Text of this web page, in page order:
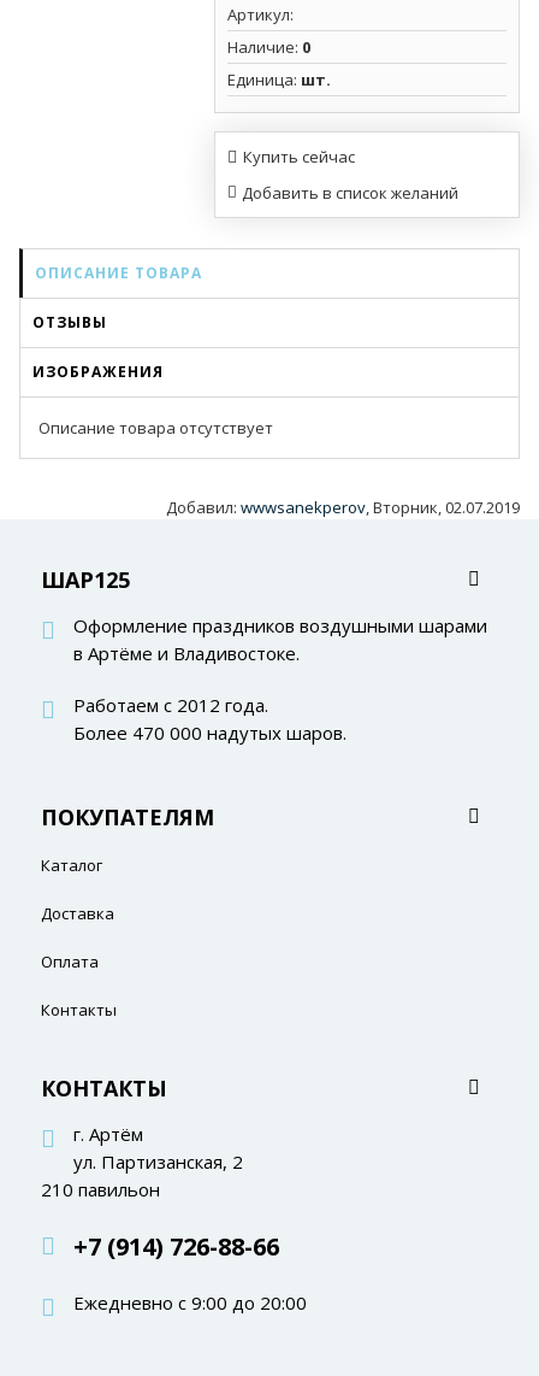
Артикул:
Наличие: 0
Единица: шт.
Купить сейчас
ОПИСАНИЕ ТОВАРА
ОТЗЫВЫ
ИЗОБРАЖЕНИЯ
Описание товара отсутствует
Добавил: wwwsanekperov, Вторник, 02.07.2019
ШАР125
Оформление праздников воздушными шарами
в Артёме и Владивостоке.
Работаем с 2012 года.
Более 470 000 надутых шаров.
ПОКУПАТЕЛЯМ
Каталог
Доставка
Оплата
Контакты
КОНТАКТЫ
г. Артём
ул. Партизанская, 2
210 павильон
+7 (914) 726-88-66
Ежедневно с 9:00 до 20:00